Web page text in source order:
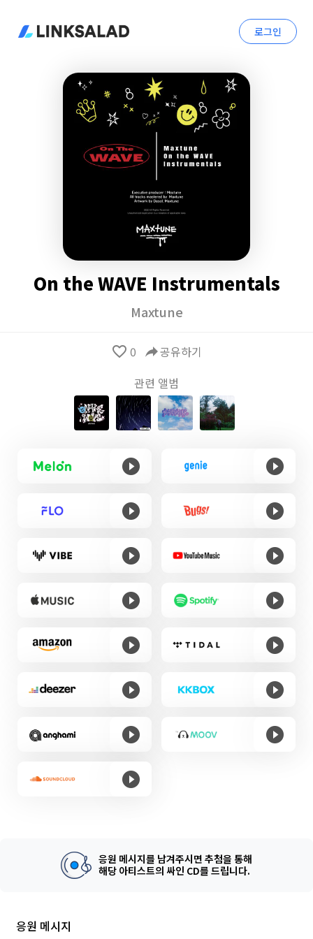
로그인
On the WAVE Instrumentals
Maxtune
favorite_border 0 reply공유하기
관련 앨범
응원 메시지를 남겨주시면 추첨을 통해
해당 아티스트의 싸인 CD를 드립니다.
응원 메시지